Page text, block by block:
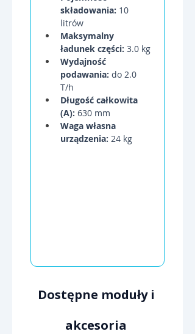
składowania: 10
litrów
Maksymalny
ładunek części: 3.0 kg
Wydajność
podawania: do 2.0
T/h
Długość całkowita
(A): 630 mm
Waga własna
urządzenia: 24 kg
Dostępne moduły i
akcesoria